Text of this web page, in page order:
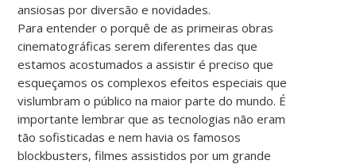
ansiosas por diversão e novidades.
Para entender o porquê de as primeiras obras
cinematográficas serem diferentes das que
estamos acostumados a assistir é preciso que
esqueçamos os complexos efeitos especiais que
vislumbram o público na maior parte do mundo. É
importante lembrar que as tecnologias não eram
tão sofisticadas e nem havia os famosos
blockbusters, filmes assistidos por um grande